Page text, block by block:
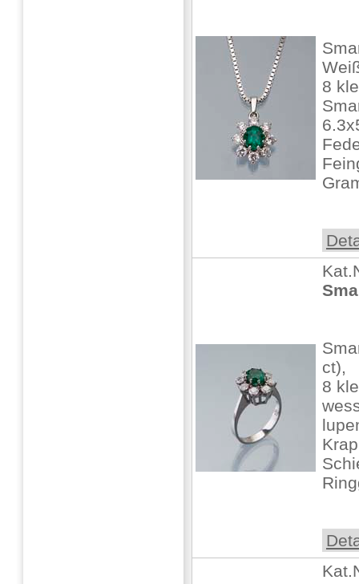
8
ct),
8